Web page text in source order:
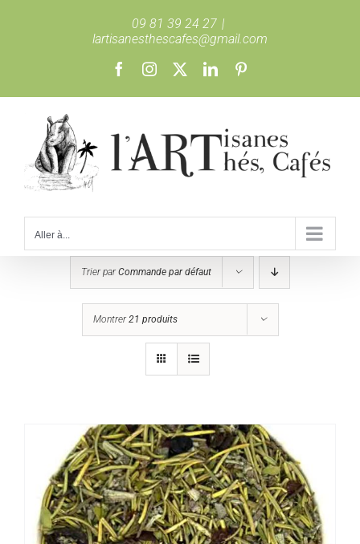
09 81 39 24 27 |
lartisanesthescafes@gmail.com
FacebookInstagram LinkedIn
Aller à...
Trier parCommande par défaut
Montrer21 produits